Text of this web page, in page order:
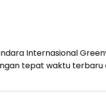
Internasional
tepat waktu terbaru